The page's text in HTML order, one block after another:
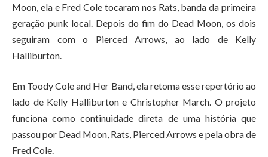
Moon, ela e Fred Cole tocaram nos Rats, banda da primeira
geração punk local. Depois do fim do Dead Moon, os dois
seguiram com o Pierced Arrows, ao lado de Kelly
Halliburton.
Em Toody Cole and Her Band, ela retoma esse repertório ao
lado de Kelly Halliburton e Christopher March. O projeto
funciona como continuidade direta de uma história que
passou por Dead Moon, Rats, Pierced Arrows e pela obra de
Fred Cole.